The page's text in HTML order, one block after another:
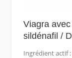
Viagra
sildénafil /
Ingrédient actif